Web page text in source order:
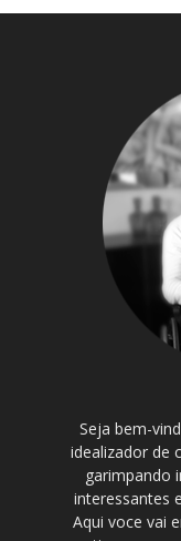
Seja bem-
idealizador de
garimpando
interessantes
Aqui voce vai